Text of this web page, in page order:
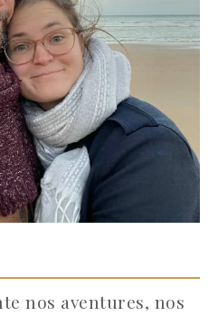
nos aventures, nos